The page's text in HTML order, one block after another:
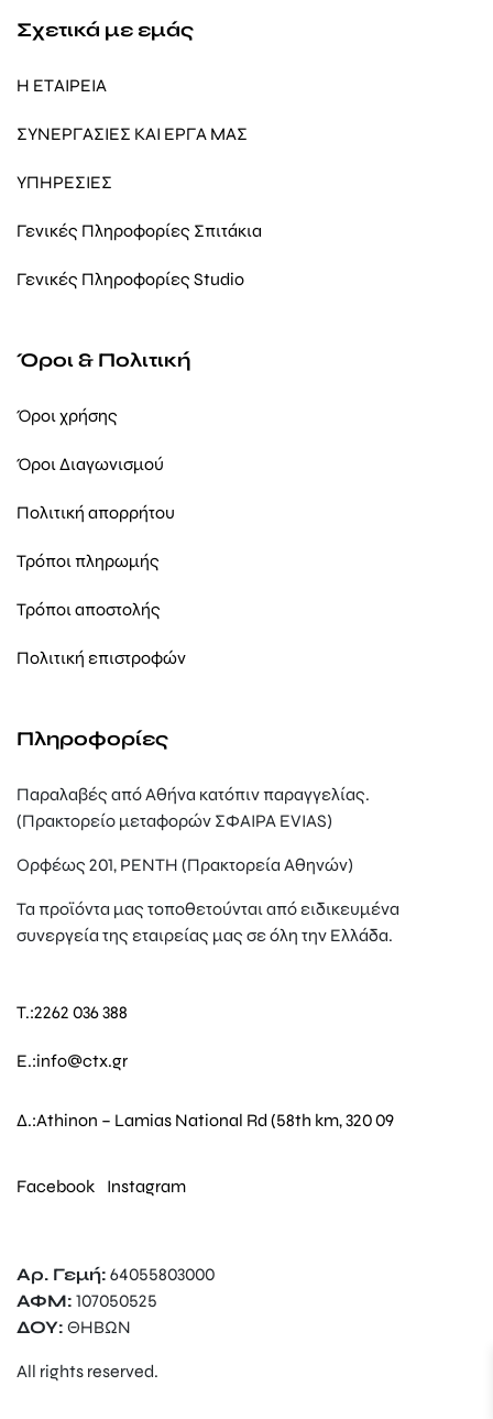
Σχετικά με εμάς
Η ΕΤΑΙΡΕΙΑ
ΣΥΝΕΡΓΑΣΙΕΣ ΚΑΙ ΕΡΓΑ ΜΑΣ
ΥΠΗΡΕΣΙΕΣ
Γενικές Πληροφορίες Σπιτάκια
Γενικές Πληροφορίες Studio
Όροι & Πολιτική
Όροι χρήσης
Όροι Διαγωνισμού
Πολιτική απορρήτου
Τρόποι πληρωμής
Τρόποι αποστολής
Πολιτική επιστροφών
Πληροφορίες
Παραλαβές από Αθήνα κατόπιν παραγγελίας.
(Πρακτορείο μεταφορών ΣΦΑΙΡΑ EVIAS)
Ορφέως 201, ΡΕΝΤΗ (Πρακτορεία Αθηνών)
Τα προϊόντα μας τοποθετούνται από ειδικευμένα
συνεργεία της εταιρείας μας σε όλη την Ελλάδα.
T.:2262 036 388
E.:info@ctx.gr
Δ.:Athinon – Lamias National Rd (58th km, 320 09
Facebook Instagram
Αρ. Γεμή: 64055803000
ΑΦΜ: 107050525
ΔΟΥ: ΘΗΒΩΝ
All rights reserved.